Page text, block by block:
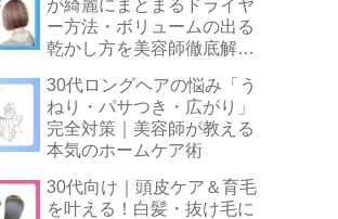
が綺麗にまとまるドライヤ
ー方法・ボリュームの出る
乾かし方を美容師徹底解説
30代ロングヘアの悩み「う
ねり・パサつき・広がり」
完全対策｜美容師が教える
本気のホームケア術
30代向け｜頭皮ケア＆育毛
を叶える！白髪・抜け毛に